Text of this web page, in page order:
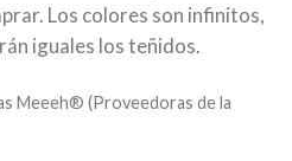
Los colores son infinitos,
iguales los teñidos.
Meeeh® (Proveedoras de la